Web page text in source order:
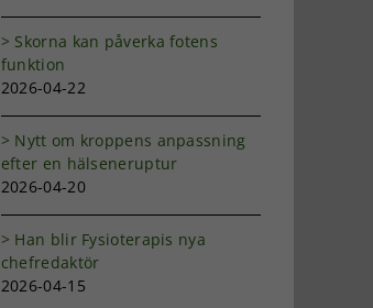
Skorna kan påverka fotens
funktion
2026-04-22
Nytt om kroppens anpassning
efter en hälseneruptur
2026-04-20
Han blir Fysioterapis nya
chefredaktör
2026-04-15